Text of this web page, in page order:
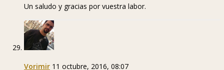
Un saludo y gracias por vuestra labor.
Vorimir 11 octubre, 2016, 08:07